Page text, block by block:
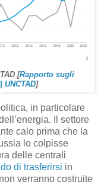
[Rapporto sugli
]
in particolare
Il settore
calo prima che la
lo colpisse
delle centrali
di trasferirsi in
verranno costruite